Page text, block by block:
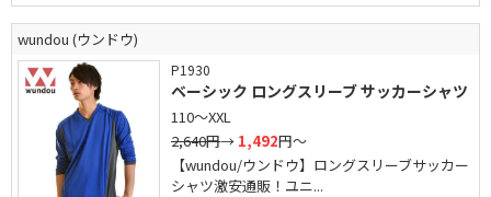
wundou (ウンドウ)
P1930
ベーシック ロングスリーブ サッカーシャツ
110～XXL
2,640円→ 1,492円～
【wundou/ウンドウ】ロングスリーブサッカー
シャツ激安通販！ユニ...